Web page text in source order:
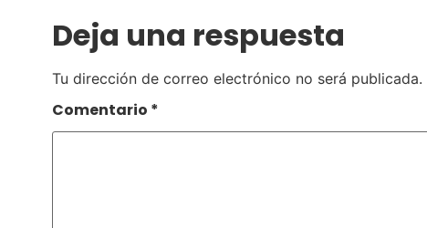
Deja una respuesta
Tu dirección de correo electrónico no será publicada.
Comentario *